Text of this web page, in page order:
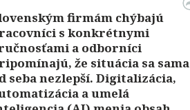
firmám chýbajú
s konkrétnymi
a odborníci
že situácia sa sama
seba nezlepší. Digitalizácia,
a umelá